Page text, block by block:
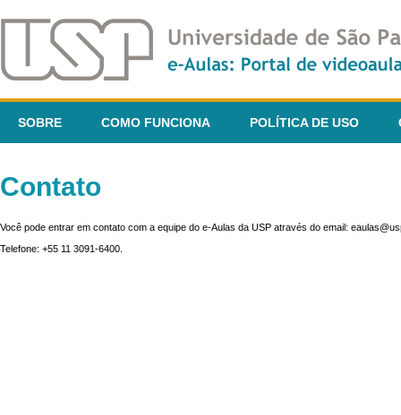
SOBRE COMO FUNCIONA POLÍTICA DE USO
Contato
Você pode entrar em contato com a equipe do e-Aulas da USP através do email:
Telefone: +55 11 3091-6400.